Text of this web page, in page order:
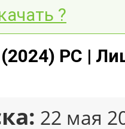
?
PC |
22 мая